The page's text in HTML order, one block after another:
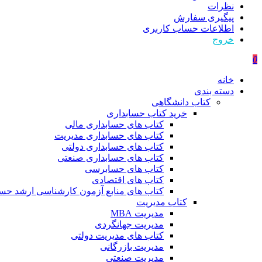
نظرات
پیگیری سفارش
اطلاعات حساب كاربری
خروج
0
خانه
دسته بندی
کتاب دانشگاهی
خرید کتاب حسابداری
کتاب های حسابداری مالی
کتاب های حسابداری مدیریت
کتاب های حسابداری دولتی
کتاب های حسابداری صنعتی
کتاب های حسابرسی
کتاب های اقتصادی
کتاب های منابع آزمون کارشناسی ارشد
کتاب مدیریت
مدیریت MBA
مدیریت جهانگردی
کتاب های مدیریت دولتی
مدیریت بازرگانی
مدیریت صنعتی